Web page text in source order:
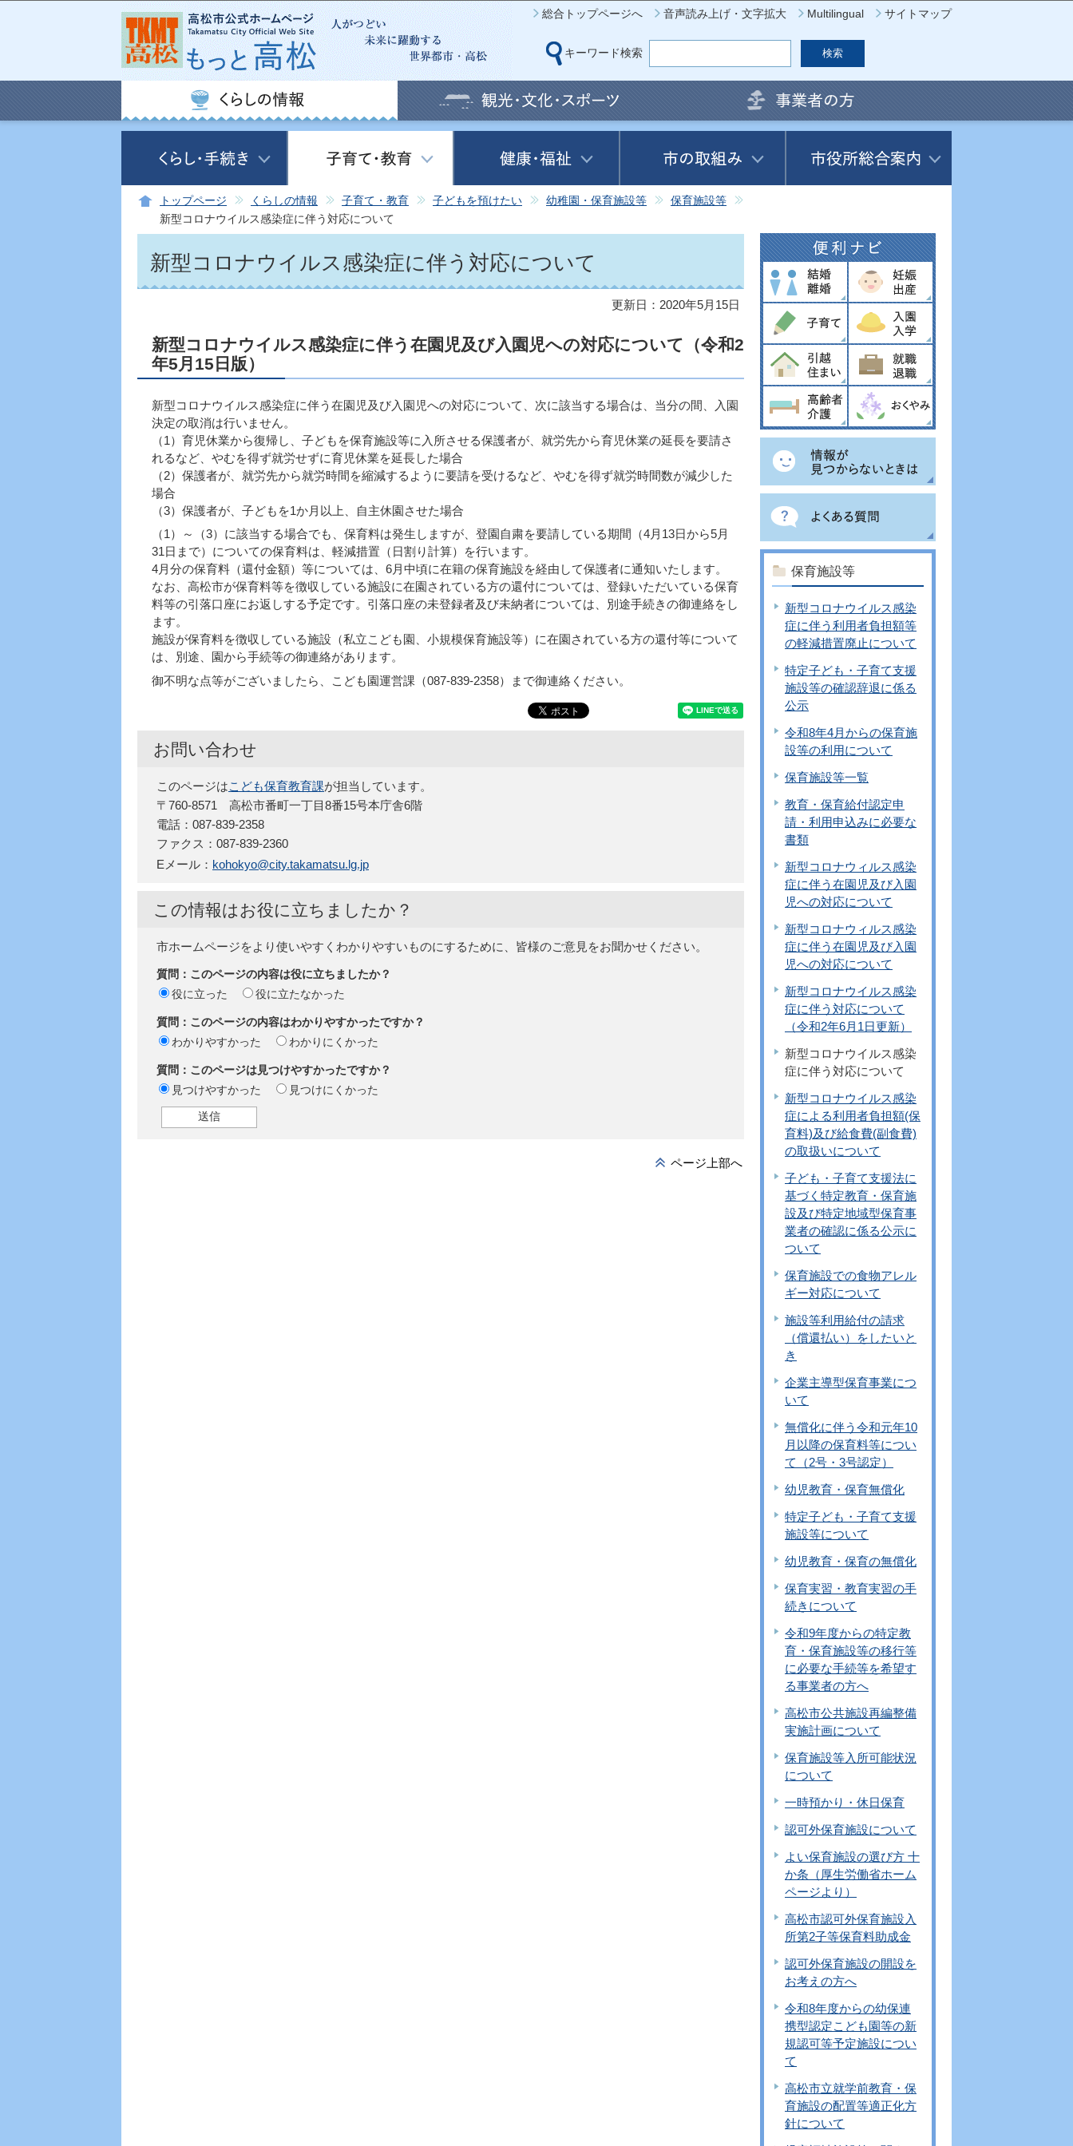
このページの本文へ移動
総合トップページへ 音声読み上げ・文字拡大 Multilingual サイトマップ
キーワード検索
トップページ くらしの情報 子育て・教育 子どもを預けたい 幼稚園・保育施設等
保育施設等
新型コロナウイルス感染症に伴う対応について
新型コロナウイルス感染症に伴う対応について
更新日：2020年5月15日
新型コロナウイルス感染症に伴う在園児及び入園児への対応について（令和2
年5月15日版）
新型コロナウイルス感染症に伴う在園児及び入園児への対応について、次に該当する場合は、当分の間、入園
決定の取消は行いません。
（1）育児休業から復帰し、子どもを保育施設等に入所させる保護者が、就労先から育児休業の延長を要請さ
れるなど、やむを得ず就労せずに育児休業を延長した場合
（2）保護者が、就労先から就労時間を縮減するように要請を受けるなど、やむを得ず就労時間数が減少した
場合
（3）保護者が、子どもを1か月以上、自主休園させた場合
（1）～（3）に該当する場合でも、保育料は発生しますが、登園自粛を要請している期間（4月13日から5月
31日まで）についての保育料は、軽減措置（日割り計算）を行います。
4月分の保育料（還付金額）等については、6月中頃に在籍の保育施設を経由して保護者に通知いたします。
なお、高松市が保育料等を徴収している施設に在園されている方の還付については、登録いただいている保育
料等の引落口座にお返しする予定です。引落口座の未登録者及び未納者については、別途手続きの御連絡をし
ます。
施設が保育料を徴収している施設（私立こども園、小規模保育施設等）に在園されている方の還付等について
は、別途、園から手続等の御連絡があります。
御不明な点等がございましたら、こども園運営課（087-839-2358）まで御連絡ください。
お問い合わせ
このページはこども保育教育課が担当しています。
〒760-8571 高松市番町一丁目8番15号本庁舎6階
電話：087-839-2358
ファクス：087-839-2360
Eメール： kohokyo@city.takamatsu.lg.jp
この情報はお役に立ちましたか？
市ホームページをより使いやすくわかりやすいものにするために、皆様のご意見をお聞かせください。
質問：このページの内容は役に立ちましたか？
役に立った
役に立たなかった
質問：このページの内容はわかりやすかったですか？
わかりやすかった
わかりにくかった
質問：このページは見つけやすかったですか？
見つけやすかった
見つけにくかった
ページ上部へ
保育施設等
新型コロナウイルス感染
症に伴う利用者負担額等
の軽減措置廃止について
特定子ども・子育て支援
施設等の確認辞退に係る
公示
令和8年4月からの保育施
設等の利用について
保育施設等一覧
教育・保育給付認定申
請・利用申込みに必要な
書類
新型コロナウィルス感染
症に伴う在園児及び入園
児への対応について
新型コロナウィルス感染
症に伴う在園児及び入園
児への対応について
新型コロナウイルス感染
症に伴う対応について
（令和2年6月1日更新）
新型コロナウイルス感染
症に伴う対応について
新型コロナウイルス感染
症による利用者負担額(保
育料)及び給食費(副食費)
の取扱いについて
子ども・子育て支援法に
基づく特定教育・保育施
設及び特定地域型保育事
業者の確認に係る公示に
ついて
保育施設での食物アレル
ギー対応について
施設等利用給付の請求
（償還払い）をしたいと
き
企業主導型保育事業につ
いて
無償化に伴う令和元年10
月以降の保育料等につい
て（2号・3号認定）
幼児教育・保育無償化
特定子ども・子育て支援
施設等について
幼児教育・保育の無償化
保育実習・教育実習の手
続きについて
令和9年度からの特定教
育・保育施設等の移行等
に必要な手続等を希望す
る事業者の方へ
高松市公共施設再編整備
実施計画について
保育施設等入所可能状況
について
一時預かり・休日保育
認可外保育施設について
よい保育施設の選び方 十
か条（厚生労働省ホーム
ページより）
高松市認可外保育施設入
所第2子等保育料助成金
認可外保育施設の開設を
お考えの方へ
令和8年度からの幼保連
携型認定こども園等の新
規認可等予定施設につい
て
高松市立就学前教育・保
育施設の配置等適正化方
針について